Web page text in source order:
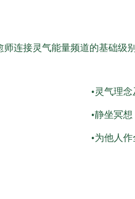
师连接灵气能量频道的基础
•灵气理
•静坐冥想
•为他人